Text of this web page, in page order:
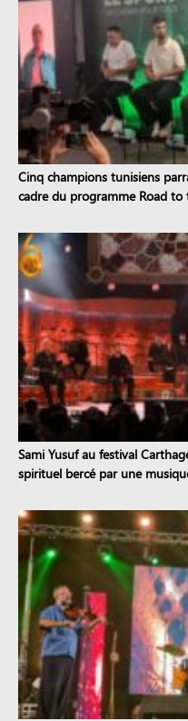
Cinq champions tunisiens
cadre du programme Road to
Sami Yusuf au festival
spirituel bercé par une